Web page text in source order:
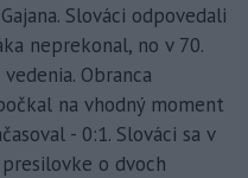
Slováci odpovedali
neprekonal, no v 70.
Obranca
na vhodný moment
- 0:1. Slováci sa v
o dvoch